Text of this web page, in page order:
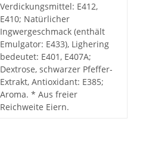
Verdickungsmittel: E412,
E410; Natürlicher
Ingwergeschmack (enthält
Emulgator: E433), Lighering
bedeutet: E401, E407A;
Dextrose, schwarzer Pfeffer-
Extrakt, Antioxidant: E385;
Aroma. * Aus freier
Reichweite Eiern.